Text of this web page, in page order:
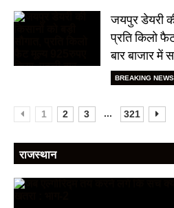
जयपुर डेयरी
प्रति किलो
बार बाजार में
BREAKING NEWS
1 2 3 ... 321
राजस्थान